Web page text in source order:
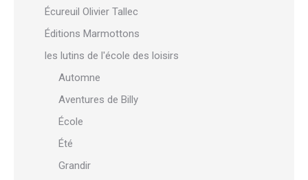
Écureuil Olivier Tallec
Éditions Marmottons
les lutins de l'école des loisirs
Automne
Aventures de Billy
École
Été
Grandir